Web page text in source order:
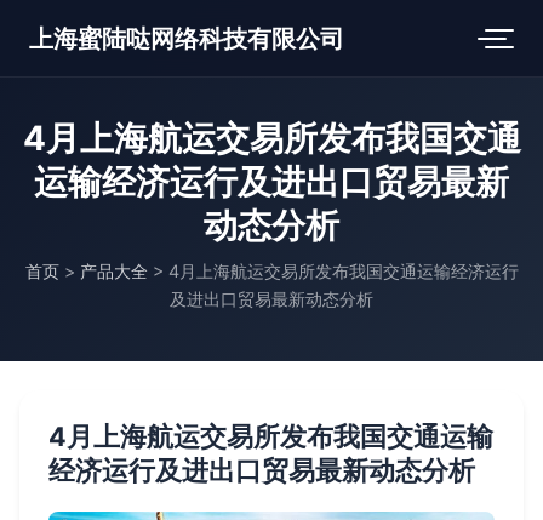
上海蜜陆哒网络科技有限公司
4月上海航运交易所发布我国交通
运输经济运行及进出口贸易最新
动态分析
首页 > 产品大全 > 4月上海航运交易所发布我国交通运输经济运行
及进出口贸易最新动态分析
4月上海航运交易所发布我国交通运输
经济运行及进出口贸易最新动态分析